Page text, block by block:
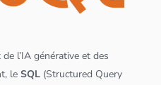
l’IA générative et des
leSQL (Structured Query